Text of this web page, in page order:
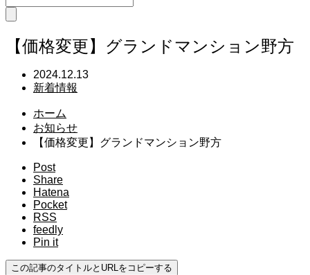
【価格変更】グランドマンション野方
2024.12.13
新着情報
ホーム
お知らせ
【価格変更】グランドマンション野方
Post
Share
Hatena
Pocket
RSS
feedly
Pin it
この記事のタイトルとURLをコピーする